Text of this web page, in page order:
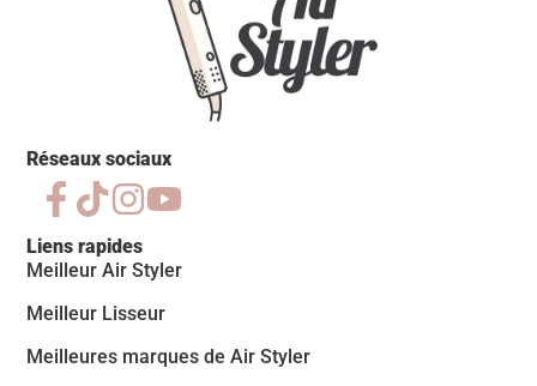
Réseaux sociaux
Liens rapides
Meilleur Air Styler
Meilleur Lisseur
Meilleures marques de Air Styler